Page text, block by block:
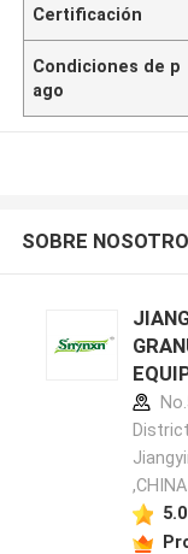
Certificación
Condiciones de p
ago
SOBRE
del
,CHINA
5.0